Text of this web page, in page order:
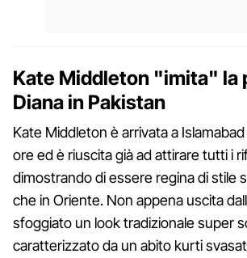
Kate Middleton "imita" la
Diana in Pakistan
Kate Middleton è arrivata a
ore ed è riuscita già ad attirare tutti i
dimostrando di essere regina di stile
che in Oriente. Non appena uscita
sfoggiato un look tradizionale super
caratterizzato da un abito kurti